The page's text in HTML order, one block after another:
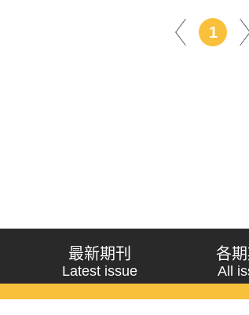
1
最新期刊
Latest issue
各期
All